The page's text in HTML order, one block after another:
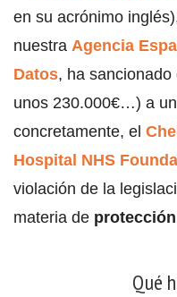
en su acrónimo
nuestra Agencia
Datos, ha
unos 230.000€…) a
concretamente, el
Hospital NHS
violación de la
materia de
Qué